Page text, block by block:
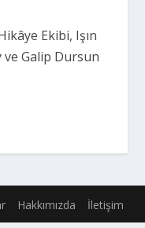
Ekibi, Işın
Galip Dursun
Hakkımızda İletişim